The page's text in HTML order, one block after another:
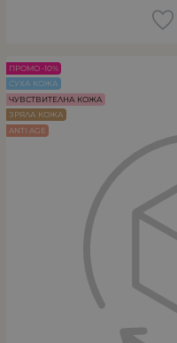
ПРОМО -10%
СУХА КОЖА
ЧУВСТВИТЕЛНА КОЖА
ЗРЯЛА КОЖА
ANTI AGE